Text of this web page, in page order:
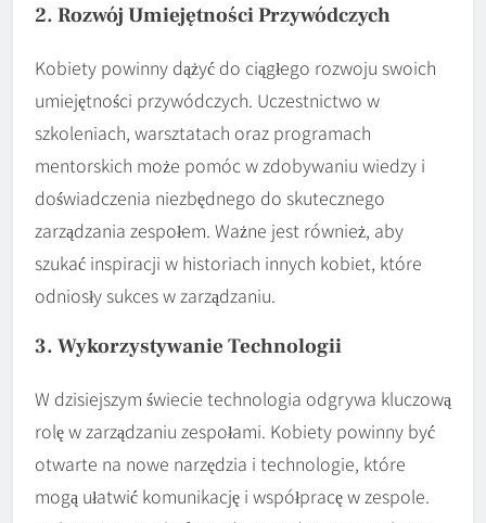
2. Rozwój Umiejętności Przywódczych
Kobiety powinny dążyć do ciągłego rozwoju swoich
umiejętności przywódczych. Uczestnictwo w
szkoleniach, warsztatach oraz programach
mentorskich może pomóc w zdobywaniu wiedzy i
doświadczenia niezbędnego do skutecznego
zarządzania zespołem. Ważne jest również, aby
szukać inspiracji w historiach innych kobiet, które
odniosły sukces w zarządzaniu.
3. Wykorzystywanie Technologii
W dzisiejszym świecie technologia odgrywa kluczową
rolę w zarządzaniu zespołami. Kobiety powinny być
otwarte na nowe narzędzia i technologie, które
mogą ułatwić komunikację i współpracę w zespole.